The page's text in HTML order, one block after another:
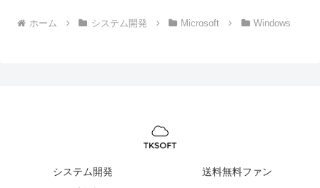
ホーム システム開発 Microsoft Windows
システム開発
送料無料ファン